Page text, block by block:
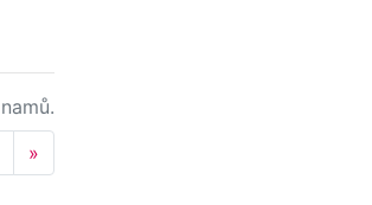
»